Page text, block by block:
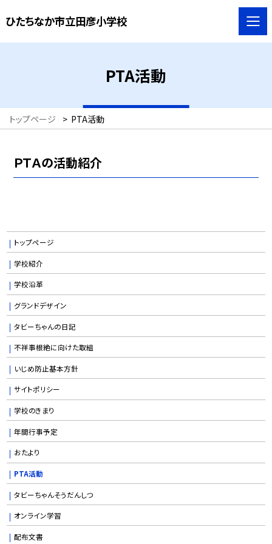
ひたちなか市立田彦小学校
PTA活動
トップページ > PTA活動
ＰＴＡの活動紹介
トップページ
学校紹介
学校沿革
グランドデザイン
タビーちゃんの日記
不祥事根絶に向けた取組
いじめ防止基本方針
サイトポリシー
学校のきまり
年間行事予定
おたより
PTA活動
タビーちゃんそうだんしつ
オンライン学習
配布文書